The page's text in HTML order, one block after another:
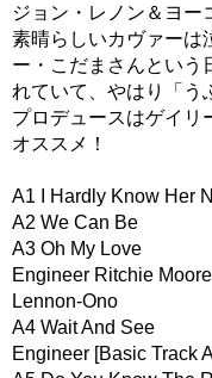
ジョン・レノン＆ヨー
素晴らしいカヴァーは
ー・こだまさんという
れていて、やはり「う
プロデュースはゲイリ
オススメ！
A1 I Hardly Know Her
A2 We Can Be
A3 Oh My Love
Engineer Ritchie
Lennon-Ono
A4 Wait And See
Engineer [Basic Track